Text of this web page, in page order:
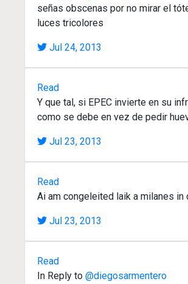
señas obscenas por no mirar el
luces tricolores
Jul 24, 2013
Read
Y que tal, si EPEC invierte en su
como se debe en vez de pedir
Jul 23, 2013
Read
Ai am congeleited laik a milanes in
Jul 23, 2013
Read
In Reply to @diegosarmentero